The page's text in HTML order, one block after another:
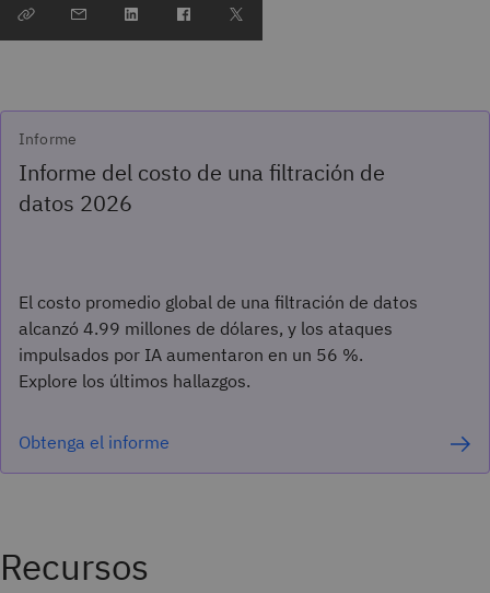
Informe
Informe del costo de una filtración de
datos 2026
El costo promedio global de una filtración de datos
alcanzó 4.99 millones de dólares, y los ataques
impulsados por IA aumentaron en un 56 %.
Explore los últimos hallazgos.
Obtenga el informe
Recursos